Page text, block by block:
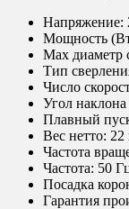
Напряжение:
Мощность
Max диаметр
Тип
Число
Угол
Плавный
Вес нетто: 22
Частота
Частота: 50
Посадка
Гарантия